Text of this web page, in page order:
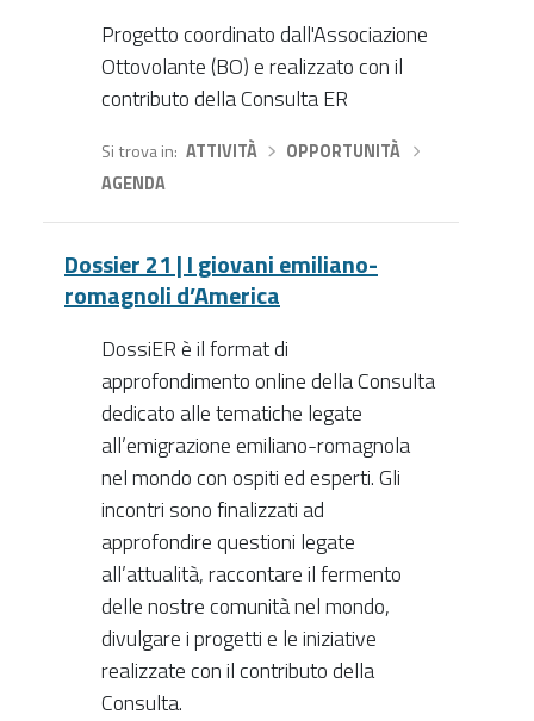
Progetto coordinato dall'Associazione
Ottovolante (BO) e realizzato con il
contributo della Consulta ER
Si trova in ATTIVITÀ› OPPORTUNITÀ
AGENDA
Dossier 21 | I giovani emiliano-
romagnoli d’America
DossiER è il format di
approfondimento online della Consulta
dedicato alle tematiche legate
all’emigrazione emiliano-romagnola
nel mondo con ospiti ed esperti. Gli
incontri sono finalizzati ad
approfondire questioni legate
all’attualità, raccontare il fermento
delle nostre comunità nel mondo,
divulgare i progetti e le iniziative
realizzate con il contributo della
Consulta.